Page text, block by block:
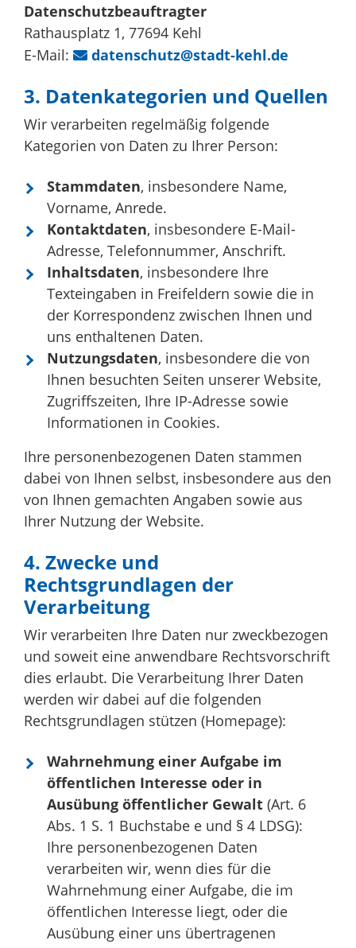
Datenschutzbeauftragter
Rathausplatz 1, 77694 Kehl
E-Mail:
datenschutz@stadt-kehl.de
3. Datenkategorien und Quellen
Wir verarbeiten regelmäßig folgende
Kategorien von Daten zu Ihrer Person:
Stammdaten, insbesondere Name,
Vorname, Anrede.
Kontaktdaten, insbesondere E-Mail-
Adresse, Telefonnummer, Anschrift.
Inhaltsdaten, insbesondere Ihre
Texteingaben in Freifeldern sowie die in
der Korrespondenz zwischen Ihnen und
uns enthaltenen Daten.
Nutzungsdaten, insbesondere die von
Ihnen besuchten Seiten unserer Website,
Zugriffszeiten, Ihre IP-Adresse sowie
Informationen in Cookies.
Ihre personenbezogenen Daten stammen
dabei von Ihnen selbst, insbesondere aus den
von Ihnen gemachten Angaben sowie aus
Ihrer Nutzung der Website.
4. Zwecke und
Rechtsgrundlagen der
Verarbeitung
Wir verarbeiten Ihre Daten nur zweckbezogen
und soweit eine anwendbare Rechtsvorschrift
dies erlaubt. Die Verarbeitung Ihrer Daten
werden wir dabei auf die folgenden
Rechtsgrundlagen stützen (Homepage):
Wahrnehmung einer Aufgabe im
öffentlichen Interesse oder in
Ausübung öffentlicher Gewalt (Art. 6
Abs. 1 S. 1 Buchstabe e und § 4 LDSG):
Ihre personenbezogenen Daten
verarbeiten wir, wenn dies für die
Wahrnehmung einer Aufgabe, die im
öffentlichen Interesse liegt, oder die
Ausübung einer uns übertragenen